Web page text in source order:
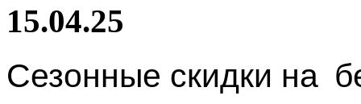
15.04.25
Сезонные скидки на